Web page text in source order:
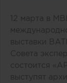
12 марта в
выставки
Совета
состоится
выступят